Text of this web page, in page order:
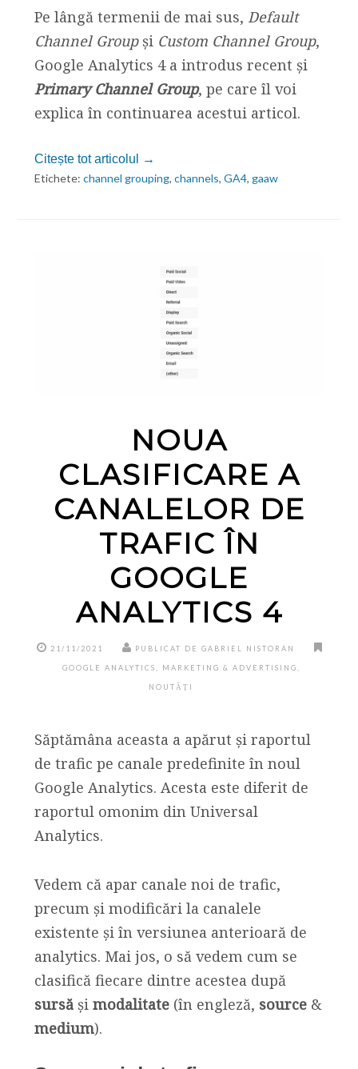
Pe lângă termenii de mai sus, Default
Channel Groupși Custom Channel Group,
Google Analytics 4 a introdus recent și
Primary Channel Group, pe care îl voi
explica în continuarea acestui articol.
Citește tot articolul →
Etichete: channel grouping, channels, GA4, gaaw
NOUA
CLASIFICARE A
CANALELOR DE
TRAFIC ÎN
GOOGLE
ANALYTICS 4
21/11/2021 PUBLICAT DE GABRIEL NISTORAN
GOOGLE ANALYTICS, MARKETING & ADVERTISING,
NOUTĂȚI
Săptămâna aceasta a apărut și raportul
de trafic pe canale predefinite în noul
Google Analytics. Acesta este diferit de
raportul omonim din Universal
Analytics.
Vedem că apar canale noi de trafic,
precum și modificări la canalele
existente și în versiunea anterioară de
analytics. Mai jos, o să vedem cum se
clasifică fiecare dintre acestea după
sursăși modalitate(în engleză, source&
medium).